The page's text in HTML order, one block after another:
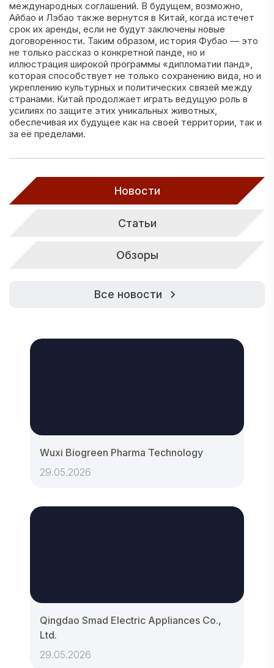
международных соглашений. В будущем, возможно,
Айбао и Лэбао также вернутся в Китай, когда истечет
срок их аренды, если не будут заключены новые
договоренности. Таким образом, история Фубао — это
не только рассказ о конкретной панде, но и
иллюстрация широкой программы «дипломатии панд»,
которая способствует не только сохранению вида, но и
укреплению культурных и политических связей между
странами. Китай продолжает играть ведущую роль в
усилиях по защите этих уникальных животных,
обеспечивая их будущее как на своей территории, так и
за её пределами.
Новости
Статьи
Обзоры
Все новости
Wuxi Biogreen Pharma Technology
29.05.2026
Qingdao Smad Electric Appliances Co.,
Ltd.
29.05.2026